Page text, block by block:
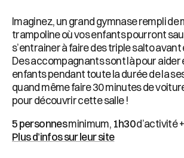
Imaginez, un grand gymnase rempli de
trampoline où vos enfants pourront
s’entrainer à faire des triple salto
Des accompagnants sont là pour aider
enfants pendant toute la durée de la
quand même faire 30 minutes de
pour découvrir cette salle !
5 personnesminimum, 1h30d’activité
Plus d’infos sur leur site